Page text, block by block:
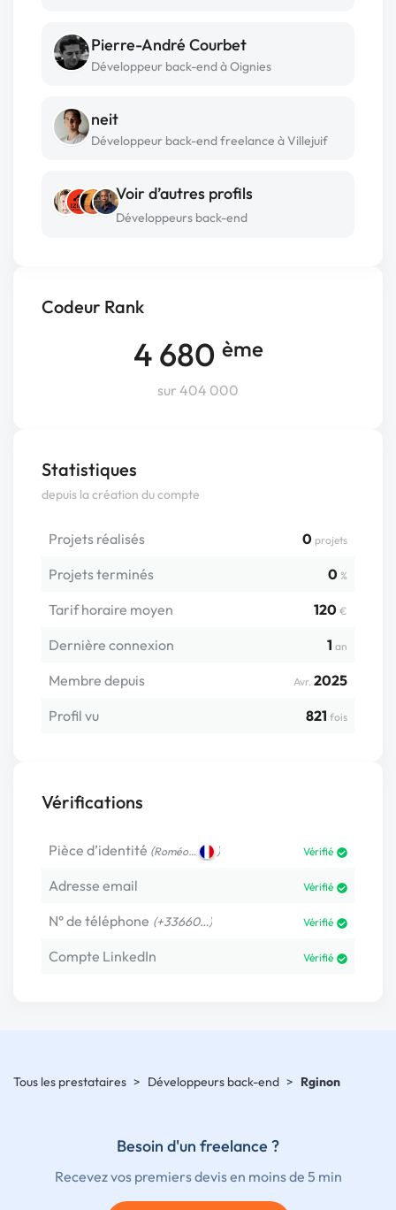
Codeur Rank
4 680 ème
sur 404 000
Statistiques
depuis la création du compte
Projets réalisés 0 projets
Projets terminés 0 %
Tarif horaire moyen 120 €
Dernière connexion 1 an
Membre depuis Avr. 2025
Profil vu
821 fois
Vérifications
Pièce d’identité (Roméo… ) Vérifié
Adresse email Vérifié
N° de téléphone (+33660…) Vérifié
Compte LinkedIn Vérifié
Pierre-André Courbet
Développeur back-end à Oignies
neit
Développeur back-end freelance à Villejuif
Voir d’autres profils
Développeurs back-end
Tous les prestataires > Développeurs back-end > Rginon
Besoin d'un freelance ?
Recevez vos premiers devis en moins de 5 min